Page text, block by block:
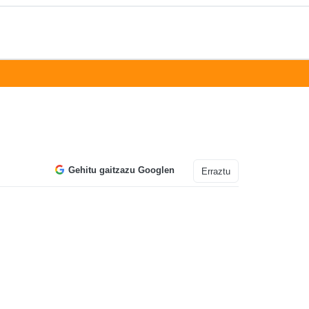
Gehitu gaitzazu Googlen Erraztu